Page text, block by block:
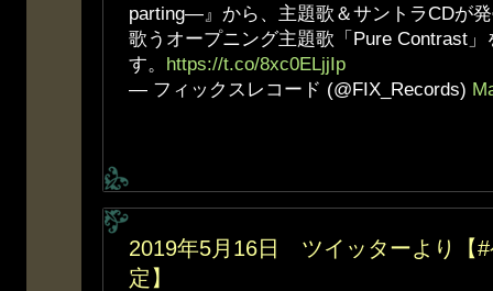
parting―』から、主題歌＆サントラCDが
歌うオープニング主題歌「Pure Contrast
す。 https://t.co/8xc0ELjjIp
— フィックスレコード (@FIX_Records)
2019年5月16日 ツイッターより【
定】